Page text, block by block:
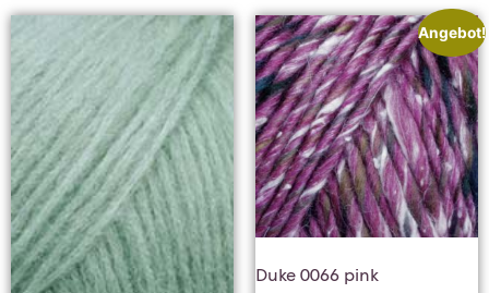
Angebot!
Duke 0066 pink